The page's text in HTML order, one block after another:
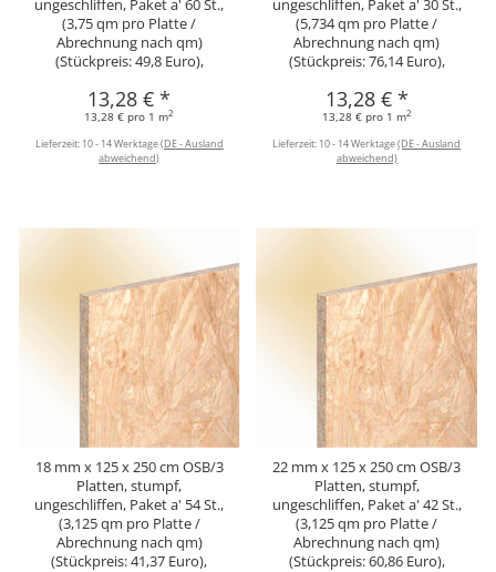
ungeschliffen, Paket a' 60 St.,
(3,75 qm pro Platte /
Abrechnung nach qm)
(Stückpreis: 49,8 Euro),
13,28 €*
13,28 € pro 1 m2
Lieferzeit: 10 - 14 Werktage(DE - Ausland
abweichend)
ungeschliffen, Paket a' 30 St.,
(5,734 qm pro Platte /
Abrechnung nach qm)
(Stückpreis: 76,14 Euro),
13,28 € *
13,28 € pro 1 m2
Lieferzeit: 10 - 14 Werktage(DE - Ausland
abweichend)
18 mm x 125 x 250 cm OSB/3
Platten, stumpf,
ungeschliffen, Paket a' 54 St.,
(3,125 qm pro Platte /
Abrechnung nach qm)
(Stückpreis: 41,37 Euro),
22 mm x 125 x 250 cm OSB/3
Platten, stumpf,
ungeschliffen, Paket a' 42 St.,
(3,125 qm pro Platte /
Abrechnung nach qm)
(Stückpreis: 60,86 Euro),